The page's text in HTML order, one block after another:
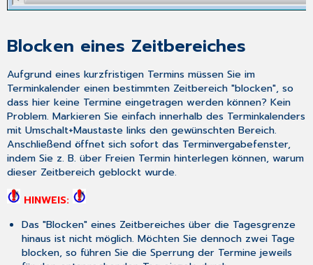
Taste
aktuellem
beginnen
Geburtsdatum
wird
in
der
Terminzelle
mit
angezeigt
Blocken eines Zeitbereiches
Aufgrund eines kurzfristigen Termins müssen Sie im
Terminkalender einen bestimmten Zeitbereich "blocken", so
dass hier keine Termine eingetragen werden können? Kein
Problem. Markieren Sie einfach innerhalb des Terminkalenders
mitUmschalt+Maustaste links den gewünschten Bereich.
Anschließend öffnet sich sofort das Terminvergabefenster,
indem Sie z. B. überFreien Termin hinterlegen können, warum
dieser Zeitbereich geblockt wurde.
HINWEIS:
Das "Blocken" eines Zeitbereiches über die Tagesgrenze
hinaus ist nicht möglich. Möchten Sie dennoch zwei Tage
blocken, so führen Sie die Sperrung der Termine jeweils